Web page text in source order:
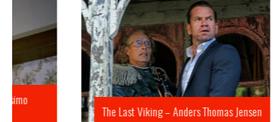
The Last Viking – Anders Thomas Jensen